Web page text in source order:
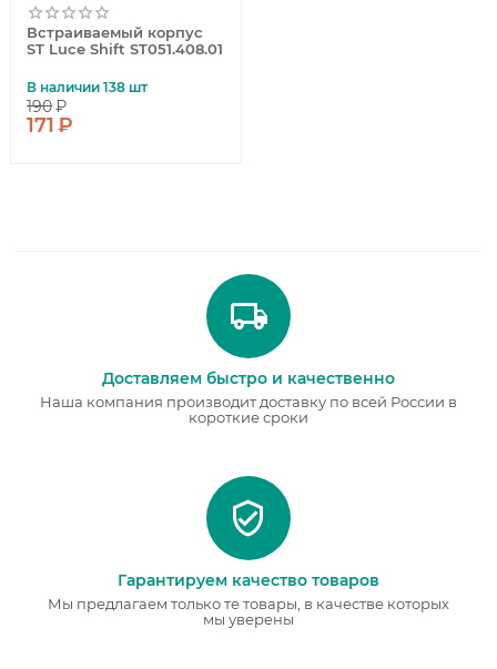
Встраиваемый корпус
ST Luce Shift ST051.408.01
В наличии 138 шт
190₽
171₽
Доставляем быстро и качественно
Наша компания производит доставку по всей России в
короткие сроки
Гарантируем качество товаров
Мы предлагаем только те товары, в качестве которых
мы уверены